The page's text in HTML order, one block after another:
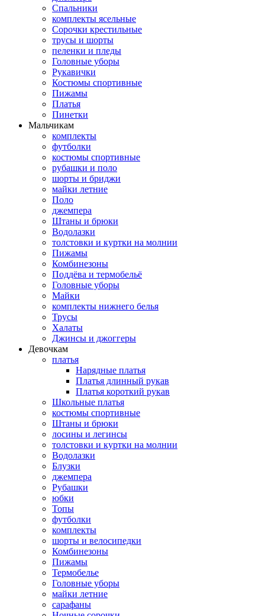
Спальники
комплекты ясельные
Сорочки крестильные
трусы и шорты
пеленки и пледы
Головные уборы
Рукавички
Костюмы спортивные
Пижамы
Платья
Пинетки
Мальчикам
комплекты
футболки
костюмы спортивные
рубашки и поло
шорты и бриджи
майки летние
Поло
джемпера
Штаны и брюки
Водолазки
толстовки и куртки на молнии
Пижамы
Комбинезоны
Поддёва и термобельё
Головные уборы
Майки
комплекты нижнего белья
Трусы
Халаты
Джинсы и джоггеры
Девочкам
платья
Нарядные платья
Платья длинный рукав
Платья короткий рукав
Школьные платья
костюмы спортивные
Штаны и брюки
лосины и легинсы
толстовки и куртки на молнии
Водолазки
Блузки
джемпера
Рубашки
юбки
Топы
футболки
комплекты
шорты и велосипедки
Комбинезоны
Пижамы
Термобелье
Головные уборы
майки летние
сарафаны